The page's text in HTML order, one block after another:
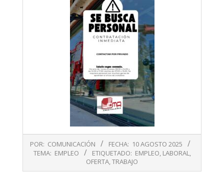
08-
POR: COMUNICACIÓN FECHA: 10 AGOSTO 2025
TEMA: EMPLEO ETIQUETADO: EMPLEO, LABORAL,
OFERTA,TRABAJO